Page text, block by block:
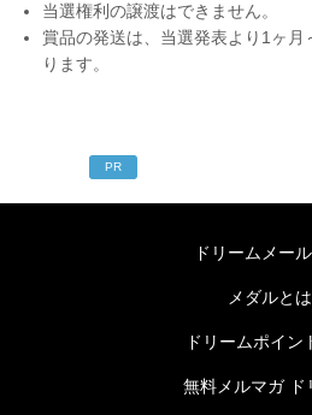
当選権利の譲渡はできません。
賞品の発送は、当選発表より1ヶ
ります。
PR
ドリームメー
メダルとは
ドリームポイン
無料メルマガ ド